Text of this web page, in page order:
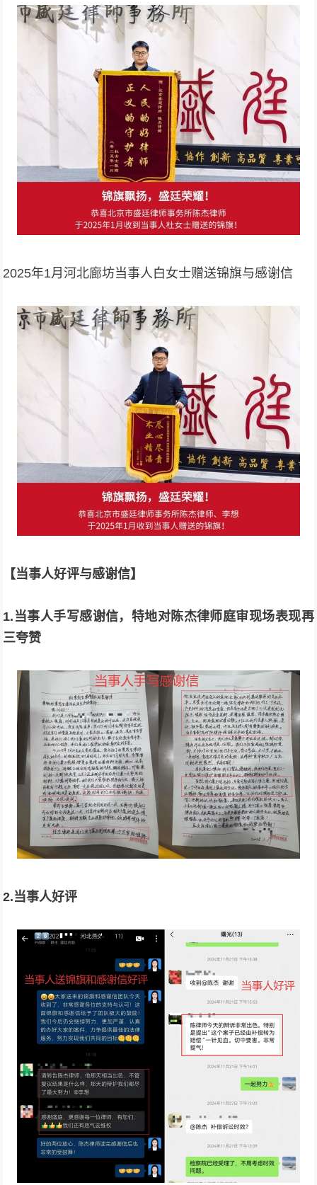
2025年1月河北廊坊当事人白女士赠送锦旗与感谢信
【当事人好评与感谢信】
1.当事人手写感谢信，特地对陈杰律师庭审现场表现再
三夸赞
2.当事人好评